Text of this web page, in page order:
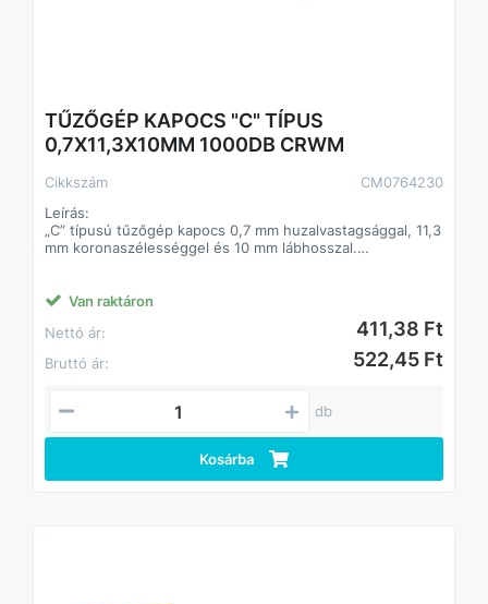
TŰZŐGÉP KAPOCS "C" TÍPUS
0,7X11,3X10MM 1000DB CRWM
Cikkszám
CM0764230
Leírás:
„C” típusú tűzőgép kapocs 0,7 mm huzalvastagsággal, 11,3
mm koronaszélességgel és 10 mm lábhosszal.
Alkalmazás:
- Fa és könnyű szerkezeti anyagok rögzítése
- Általános rögzítési munkák
- 0,7 mm huzalvastagság
- 11,3 mm koronaszélesség
- Q195 acél alapanyag
Van raktáron
Nettó ár:
411,38 Ft
Bruttó ár: 522,45 Ft
db
Kosárba